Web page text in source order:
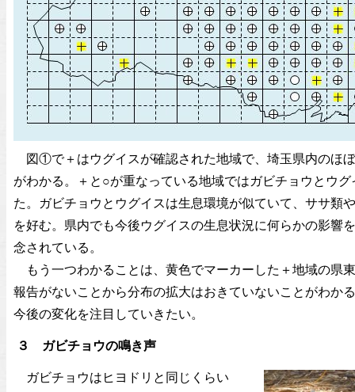
図①で＋はウグイスが確認された地域で、埼玉県内のほ
がわかる。＋と○が重なっている地域ではガビチョウとウ
た。ガビチョウとウグイスは生息環境が似ていて、ササ類
を好む。県内でも今後ウグイスの生息状況に何らかの影響
念されている。
もう一つわかることは、黄色でマーカーした＋地域の県
報告がないことから分布の拡大はおきていないことがわか
今後の変化を注目していきたい。
３ ガビチョウの鳴き声
ガビチョウはヒヨドリと同じくらい